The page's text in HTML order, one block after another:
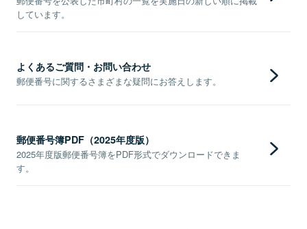
しています。
よくあるご質問・お問い合わせ
郵便番号に関するさまざまな疑問にお答えします。
郵便番号簿PDF（2025年度版）
2025年度版郵便番号簿をPDF形式でダウンロードできま
す。